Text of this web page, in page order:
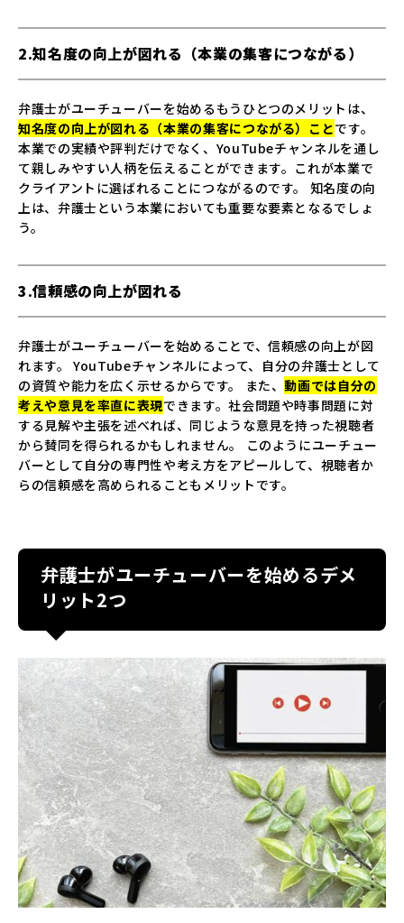
2.知名度の向上が図れる（本業の集客につながる）
弁護士がユーチューバーを始めるもうひとつのメリットは、
知名度の向上が図れる（本業の集客につながる）ことです。
本業での実績や評判だけでなく、YouTubeチャンネルを通し
て親しみやすい人柄を伝えることができます。これが本業で
クライアントに選ばれることにつながるのです。 知名度の向
上は、弁護士という本業においても重要な要素となるでしょ
う。
3.信頼感の向上が図れる
弁護士がユーチューバーを始めることで、信頼感の向上が図
れます。 YouTubeチャンネルによって、自分の弁護士として
の資質や能力を広く示せるからです。 また、動画では自分の
考えや意見を率直に表現できます。社会問題や時事問題に対
する見解や主張を述べれば、同じような意見を持った視聴者
から賛同を得られるかもしれません。 このようにユーチュー
バーとして自分の専門性や考え方をアピールして、視聴者か
らの信頼感を高められることもメリットです。
弁護士がユーチューバーを始めるデメ
リット2つ